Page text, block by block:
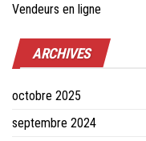
Vendeurs en ligne
ARCHIVES
octobre 2025
septembre 2024